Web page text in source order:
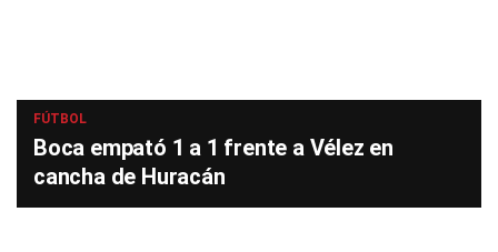
FÚTBOL
Boca empató 1 a 1 frente a Vélez en
cancha de Huracán